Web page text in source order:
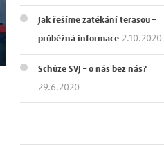
Jak řešíme zatékání terasou –
průběžná informace 2.10.2020
Schůze SVJ – o nás bez nás?
29.6.2020